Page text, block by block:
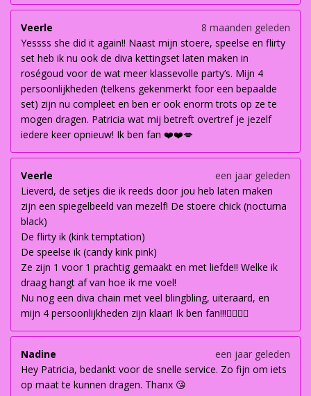
Veerle
8 maanden geleden
Yessss she did it again!! Naast mijn stoere, speelse en flirty
set heb ik nu ook de diva kettingset laten maken in
roségoud voor de wat meer klassevolle party’s. Mijn 4
persoonlijkheden (telkens gekenmerkt foor een bepaalde
set) zijn nu compleet en ben er ook enorm trots op ze te
mogen dragen. Patricia wat mij betreft overtref je jezelf
iedere keer opnieuw! Ik ben fan ❤️❤️💋
Veerle
een jaar geleden
Lieverd, de setjes die ik reeds door jou heb laten maken
zijn een spiegelbeeld van mezelf! De stoere chick (nocturna
black)
De flirty ik (kink temptation)
De speelse ik (candy kink pink)
Ze zijn 1 voor 1 prachtig gemaakt en met liefde!! Welke ik
draag hangt af van hoe ik me voel!
Nu nog een diva chain met veel blingbling, uiteraard, en
mijn 4 persoonlijkheden zijn klaar! Ik ben fan!!!👌🏽👌🏽
Nadine
een jaar geleden
Hey Patricia, bedankt voor de snelle service. Zo fijn om iets
op maat te kunnen dragen. Thanx 😘